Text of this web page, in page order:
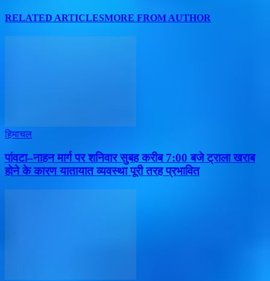
RELATED ARTICLESMORE FROM AUTHOR
हिमाचल
पांवटा–नाहन मार्ग पर शनिवार सुबह करीब 7:00 बजे ट्राला खराब
होने के कारण यातायात व्यवस्था पूरी तरह प्रभावित